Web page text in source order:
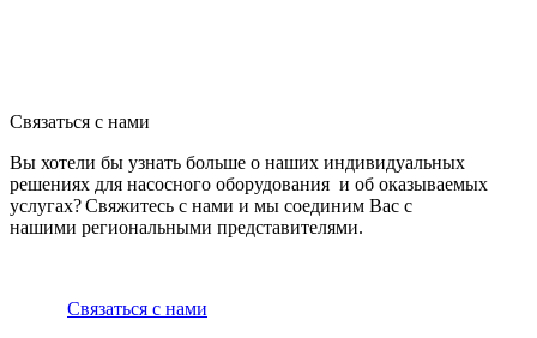
Связаться с нами
Вы хотели бы узнать больше о наших индивидуальных
решениях для насосного оборудования и об оказываемых
услугах? Свяжитесь с нами и мы соединим Вас с
нашими региональными представителями.
Связаться с нами